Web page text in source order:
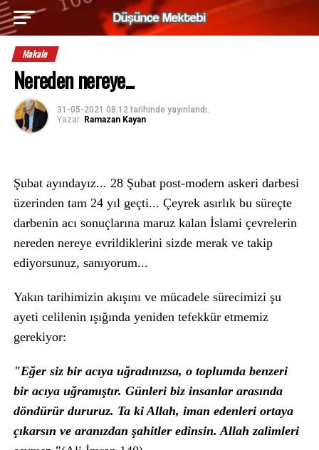
Makale
Nereden nereye...
31-05-2021 08:12tarihinde yayınlandı.
Yazar: Ramazan Kayan
Şubat ayındayız... 28 Şubat post-modern askeri darbesi
üzerinden tam 24 yıl geçti... Çeyrek asırlık bu süreçte
darbenin acı sonuçlarına maruz kalan İslami çevrelerin
nereden nereye evrildiklerini sizde merak ve takip
ediyorsunuz, sanıyorum...
Yakın tarihimizin akışını ve mücadele sürecimizi şu
ayeti celilenin ışığında yeniden tefekkür etmemiz
gerekiyor:
"Eğer siz bir acıya uğradınızsa, o toplumda benzeri
bir acıya uğramıştır. Günleri biz insanlar arasında
döndürür dururuz. Ta ki Allah, iman edenleri ortaya
çıkarsın ve aranızdan şahitler edinsin. Allah zalimleri